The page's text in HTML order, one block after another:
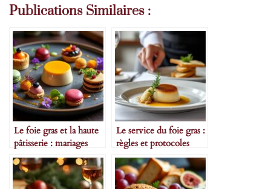
Publications Similaires :
Le foie gras et la haute
pâtisserie : mariages
insolites
Le service du foie gras :
règles et protocoles